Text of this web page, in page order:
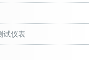
试仪表